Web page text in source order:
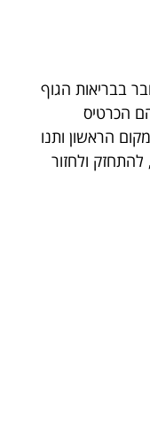
בבריאות הגוף
הכרטיס
הראשון ותנו
ולחזור